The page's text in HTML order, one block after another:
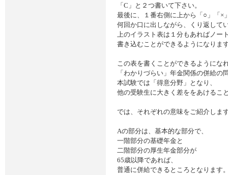
「C」と２つ書いて下さい。
最後に、１番右側に上から「○」「×
何回か口に出しながら、くり返して
上のイラスト表は１分もあればノー
書き込むことができるようになりま
この表を書くことができるようにな
「わかりづらい」年金関係の併給の
本試験では「得意分野」となり、
他の受験生に大きく差ををあけるこ
では、それぞれの意味をご紹介しま
Aの部分は、基本的な部分で、
一階部分の基礎年金と
二階部分の厚生年金部分が
65歳以降であれば、
普通に併給できるところとなります